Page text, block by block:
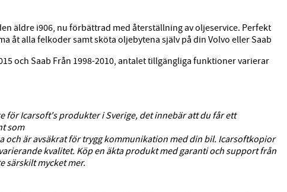
äldre i906, nu förbättrad med återställning av oljeservice. Perfekt
åt alla felkoder samt sköta oljebytena själv på din Volvo eller Saab
och Saab Från 1998-2010, antalet tillgängliga funktioner varierar
för Icarsoft's produkter i Sverige, det innebär att du får ett
som
och är avsäkrat för trygg kommunikation med din bil. Icarsoftkopior
kvalitet. Köp en äkta produkt med garanti och support från
särskilt mycket mer.